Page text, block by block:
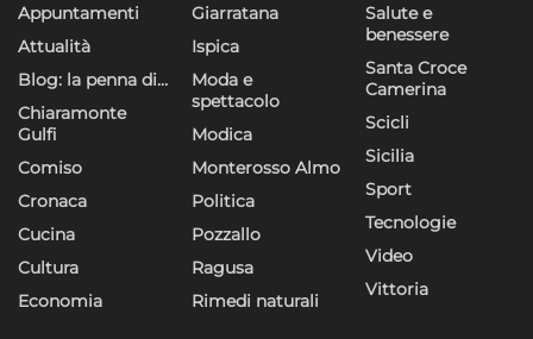
Appuntamenti
Attualità
Blog: la penna di…
Chiaramonte
Gulfi
Comiso
Cronaca
Cucina
Cultura
Economia
Giarratana
Ispica
Moda e
spettacolo
Modica
Monterosso Almo
Politica
Pozzallo
Ragusa
Rimedi naturali
Salute e
benessere
Santa Croce
Camerina
Scicli
Sicilia
Sport
Tecnologie
Video
Vittoria